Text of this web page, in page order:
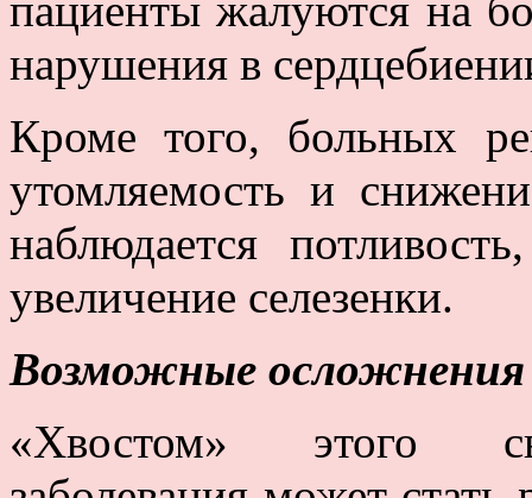
нарушения в
Кроме того, больных
утомляемость и
наблюдается
увеличение селезенки.
Возможные осложнения
«Хвостом» этого